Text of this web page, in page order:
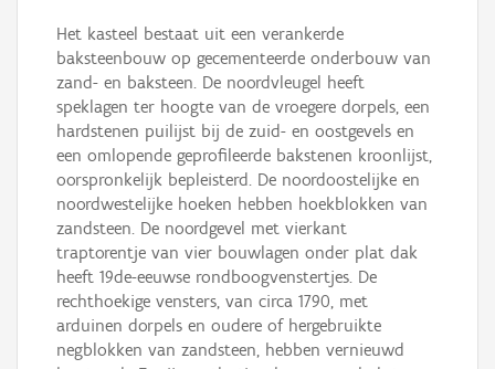
Het kasteel bestaat uit een verankerde
baksteenbouw op gecementeerde onderbouw van
zand- en baksteen. De noordvleugel heeft
speklagen ter hoogte van de vroegere dorpels, een
hardstenen puilijst bij de zuid- en oostgevels en
een omlopende geprofileerde bakstenen kroonlijst,
oorspronkelijk bepleisterd. De noordoostelijke en
noordwestelijke hoeken hebben hoekblokken van
zandsteen. De noordgevel met vierkant
traptorentje van vier bouwlagen onder plat dak
heeft 19de-eeuwse rondboogvenstertjes. De
rechthoekige vensters, van circa 1790, met
arduinen dorpels en oudere of hergebruikte
negblokken van zandsteen, hebben vernieuwd